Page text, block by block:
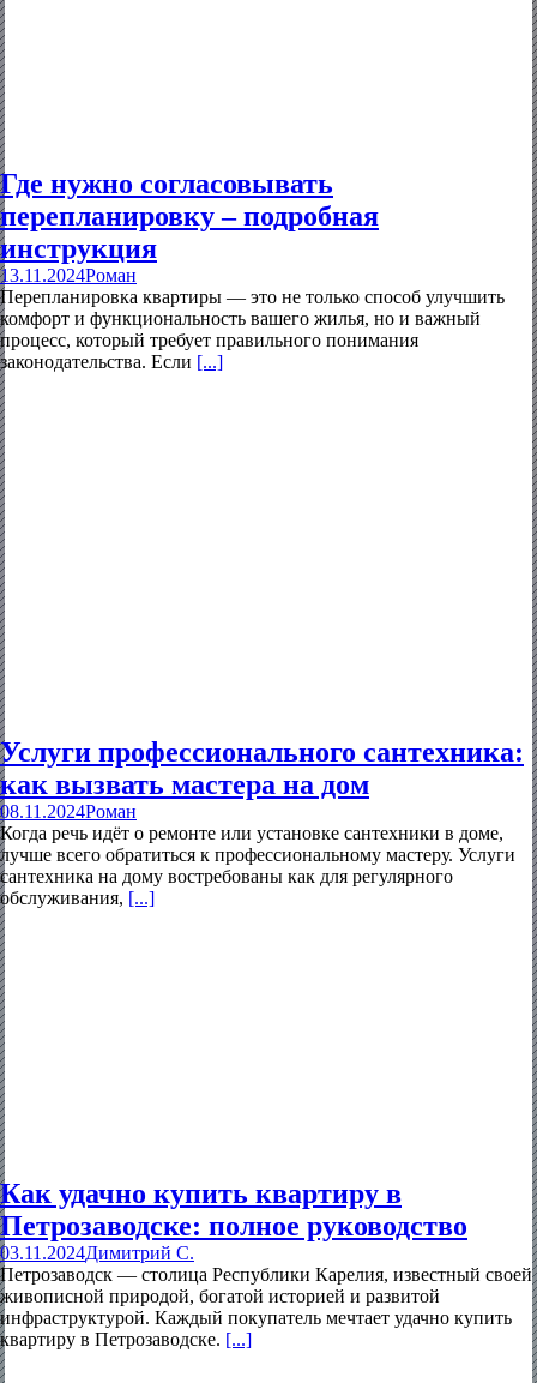
Где нужно согласовывать
перепланировку – подробная
инструкция
13.11.2024Роман
Перепланировка квартиры — это не только способ улучшить
комфорт и функциональность вашего жилья, но и важный
процесс, который требует правильного понимания
законодательства. Если [...]
Услуги профессионального сантехника:
как вызвать мастера на дом
08.11.2024Роман
Когда речь идёт о ремонте или установке сантехники в доме,
лучше всего обратиться к профессиональному мастеру. Услуги
сантехника на дому востребованы как для регулярного
обслуживания, [...]
Как удачно купить квартиру в
Петрозаводске: полное руководство
03.11.2024Димитрий С.
Петрозаводск — столица Республики Карелия, известный своей
живописной природой, богатой историей и развитой
инфраструктурой. Каждый покупатель мечтает удачно купить
квартиру в Петрозаводске. [...]